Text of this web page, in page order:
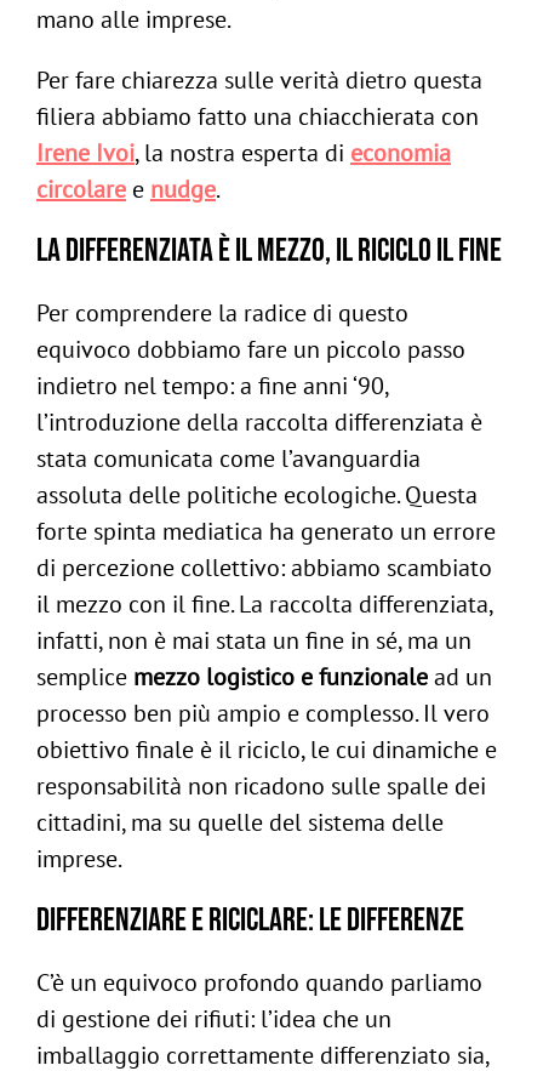
mano alle imprese.
Per fare chiarezza sulle verità dietro questa
filiera abbiamo fatto una chiacchierata con
Irene Ivoi, la nostra esperta di economia
circolare e nudge.
La differenziata è il mezzo, il riciclo il fine
Per comprendere la radice di questo
equivoco dobbiamo fare un piccolo passo
indietro nel tempo: a fine anni ‘90,
l’introduzione della raccolta differenziata è
stata comunicata come l’avanguardia
assoluta delle politiche ecologiche. Questa
forte spinta mediatica ha generato un errore
di percezione collettivo: abbiamo scambiato
il mezzo con il fine. La raccolta differenziata,
infatti, non è mai stata un fine in sé, ma un
semplice mezzo logistico e funzionalead un
processo ben più ampio e complesso. Il vero
obiettivo finale è il riciclo, le cui dinamiche e
responsabilità non ricadono sulle spalle dei
cittadini, ma su quelle del sistema delle
imprese.
Differenziare e riciclare: le differenze
C’è un equivoco profondo quando parliamo
di gestione dei rifiuti: l’idea che un
imballaggio correttamente differenziato sia,